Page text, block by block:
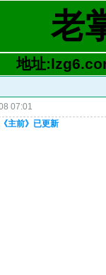
老
地址
07:01
主前》已更新